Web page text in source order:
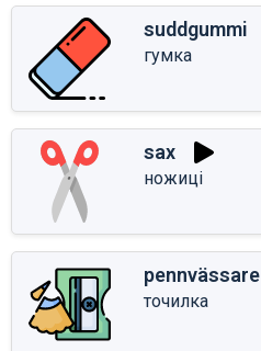
suddgummi
гумка
sax
ножиці
pennvässare
точилка